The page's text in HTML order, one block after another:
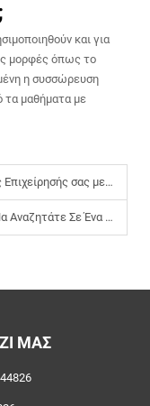
και για
μορφές όπως το
η συσσώρευση
τα μαθήματα με
Πετσέτες Παραλίας που Τραβούν την Προσοχή
Γιόγκα Σε Θερμή Περιβάλλον
ΜΑΣ